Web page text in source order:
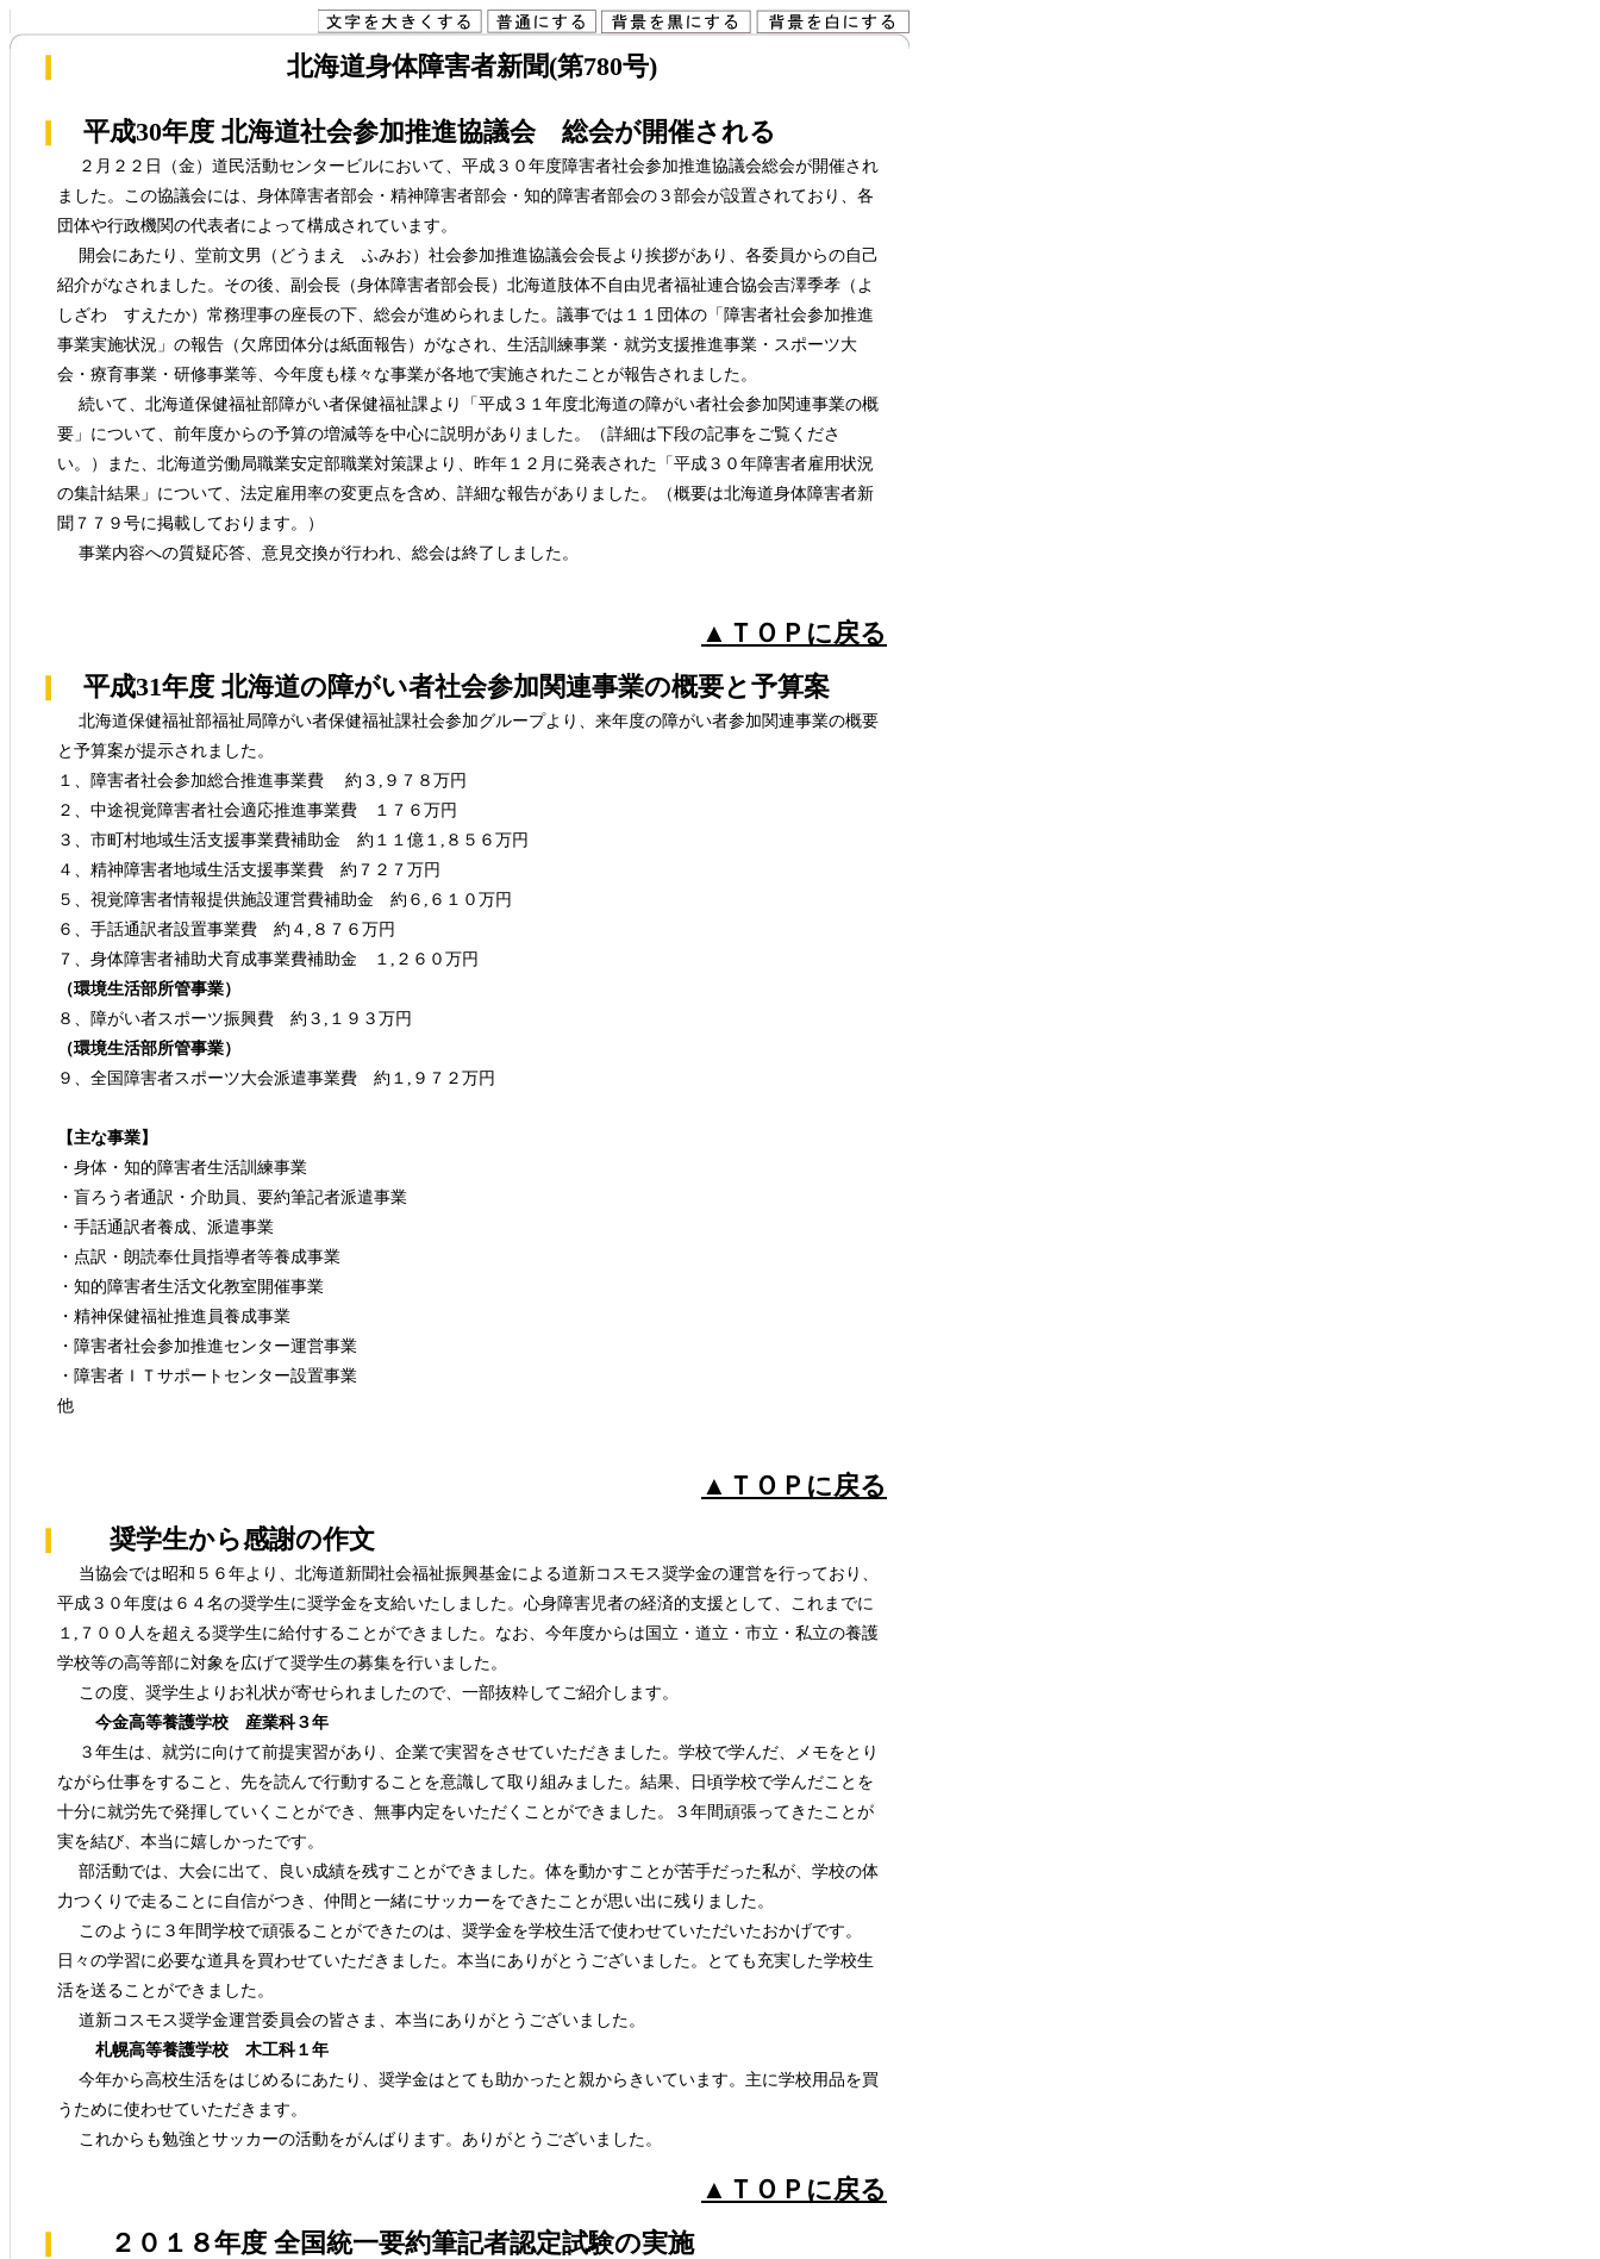
北海道身体障害者新聞(第780号)
平成30年度 北海道社会参加推進協議会 総会が開催される
２月２２日（金）道民活動センタービルにおいて、平成３０年度障害者社会参加推進協議会総会が開催され
ました。この協議会には、身体障害者部会・精神障害者部会・知的障害者部会の３部会が設置されており、各
団体や行政機関の代表者によって構成されています。
開会にあたり、堂前文男（どうまえ ふみお）社会参加推進協議会会長より挨拶があり、各委員からの自己
紹介がなされました。その後、副会長（身体障害者部会長）北海道肢体不自由児者福祉連合協会吉澤季孝（よ
しざわ すえたか）常務理事の座長の下、総会が進められました。議事では１１団体の「障害者社会参加推進
事業実施状況」の報告（欠席団体分は紙面報告）がなされ、生活訓練事業・就労支援推進事業・スポーツ大
会・療育事業・研修事業等、今年度も様々な事業が各地で実施されたことが報告されました。
続いて、北海道保健福祉部障がい者保健福祉課より「平成３１年度北海道の障がい者社会参加関連事業の概
要」について、前年度からの予算の増減等を中心に説明がありました。（詳細は下段の記事をご覧くださ
い。）また、北海道労働局職業安定部職業対策課より、昨年１２月に発表された「平成３０年障害者雇用状況
の集計結果」について、法定雇用率の変更点を含め、詳細な報告がありました。（概要は北海道身体障害者新
聞７７９号に掲載しております。）
事業内容への質疑応答、意見交換が行われ、総会は終了しました。
▲ＴＯＰに戻る
平成31年度 北海道の障がい者社会参加関連事業の概要と予算案
北海道保健福祉部福祉局障がい者保健福祉課社会参加グループより、来年度の障がい者参加関連事業の概要
と予算案が提示されました。
１、障害者社会参加総合推進事業費 約３,９７８万円
２、中途視覚障害者社会適応推進事業費 １７６万円
３、市町村地域生活支援事業費補助金 約１１億１,８５６万円
４、精神障害者地域生活支援事業費 約７２７万円
５、視覚障害者情報提供施設運営費補助金 約６,６１０万円
６、手話通訳者設置事業費 約４,８７６万円
７、身体障害者補助犬育成事業費補助金 １,２６０万円
（環境生活部所管事業）
８、障がい者スポーツ振興費 約３,１９３万円
（環境生活部所管事業）
９、全国障害者スポーツ大会派遣事業費 約１,９７２万円
【主な事業】
・身体・知的障害者生活訓練事業
・盲ろう者通訳・介助員、要約筆記者派遣事業
・手話通訳者養成、派遣事業
・点訳・朗読奉仕員指導者等養成事業
・知的障害者生活文化教室開催事業
・精神保健福祉推進員養成事業
・障害者社会参加推進センター運営事業
・障害者ＩＴサポートセンター設置事業
他
▲ＴＯＰに戻る
奨学生から感謝の作文
当協会では昭和５６年より、北海道新聞社会福祉振興基金による道新コスモス奨学金の運営を行っており、
平成３０年度は６４名の奨学生に奨学金を支給いたしました。心身障害児者の経済的支援として、これまでに
１,７００人を超える奨学生に給付することができました。なお、今年度からは国立・道立・市立・私立の養護
学校等の高等部に対象を広げて奨学生の募集を行いました。
この度、奨学生よりお礼状が寄せられましたので、一部抜粋してご紹介します。
今金高等養護学校 産業科３年
３年生は、就労に向けて前提実習があり、企業で実習をさせていただきました。学校で学んだ、メモをとり
ながら仕事をすること、先を読んで行動することを意識して取り組みました。結果、日頃学校で学んだことを
十分に就労先で発揮していくことができ、無事内定をいただくことができました。３年間頑張ってきたことが
実を結び、本当に嬉しかったです。
部活動では、大会に出て、良い成績を残すことができました。体を動かすことが苦手だった私が、学校の体
力つくりで走ることに自信がつき、仲間と一緒にサッカーをできたことが思い出に残りました。
このように３年間学校で頑張ることができたのは、奨学金を学校生活で使わせていただいたおかげです。
日々の学習に必要な道具を買わせていただきました。本当にありがとうございました。とても充実した学校生
活を送ることができました。
道新コスモス奨学金運営委員会の皆さま、本当にありがとうございました。
札幌高等養護学校 木工科１年
今年から高校生活をはじめるにあたり、奨学金はとても助かったと親からきいています。主に学校用品を買
うために使わせていただきます。
これからも勉強とサッカーの活動をがんばります。ありがとうございました。
▲ＴＯＰに戻る
２０１８年度 全国統一要約筆記者認定試験の実施